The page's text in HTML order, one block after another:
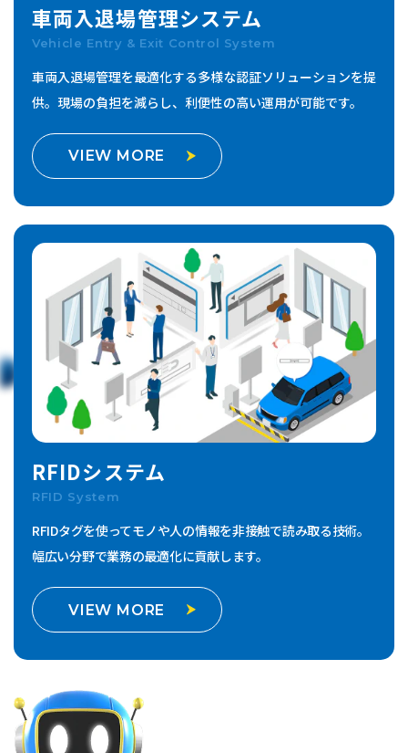
車両入退場管理システム
Vehicle Entry & Exit Control System
車両入退場管理を最適化する多様な認証ソリューションを提
供。 現場の負担を減らし、利便性の高い運用が可能です。
VIEW MORE
RFIDシステム
RFID System
RFIDタグを使ってモノや人の情報を非接触で読み取る技術。
幅広い分野で業務の最適化に貢献します。
VIEW MORE